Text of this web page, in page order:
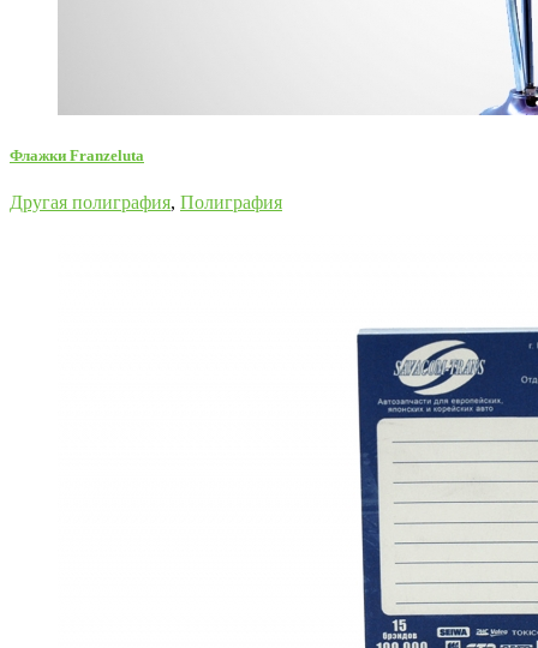
Флажки Franzeluta
Другая полиграфия, Полиграфия